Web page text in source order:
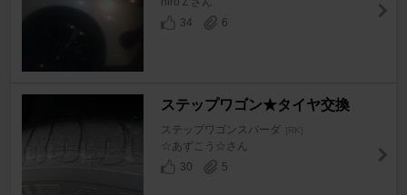
34
6
ステップワゴン★タイヤ交換
ステップワゴンスパーダ [RK]
☆あずこう☆さん
30
5